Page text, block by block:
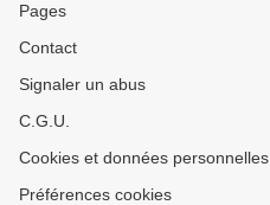
Pages
Contact
Signaler un abus
C.G.U.
Cookies et données personnelles
Préférences cookies